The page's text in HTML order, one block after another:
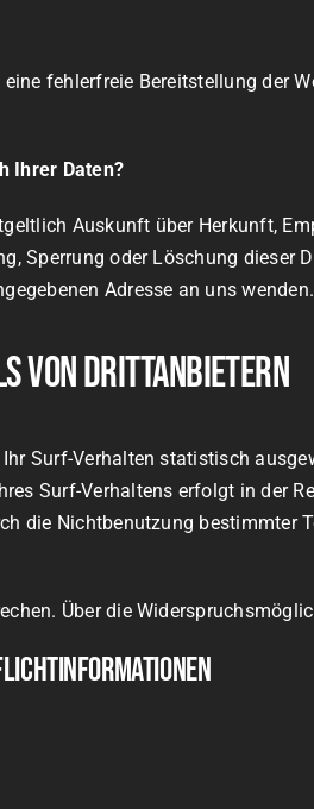
fehlerfreie Bereitstellung der
Ihrer Daten?
Auskunft über Herkunft,
Sperrung oder Löschung
Adresse an uns
von Drittanbietern
Surf-Verhalten statistisch
Surf-Verhaltens erfolgt in der
die Nichtbenutzung
Über die